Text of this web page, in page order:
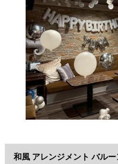
和風 アレンジメント バル